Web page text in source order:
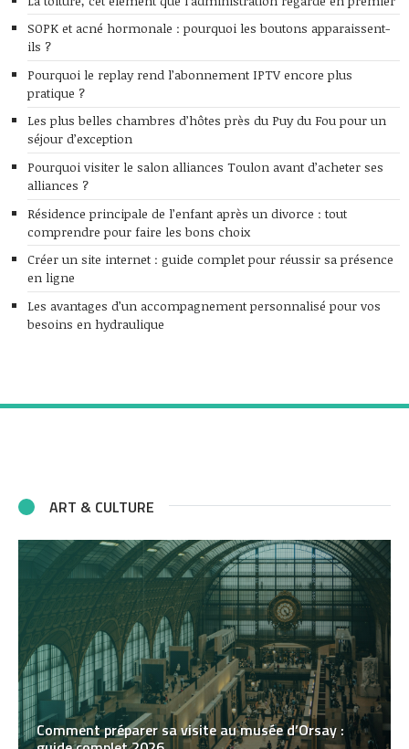
SOPK et acné hormonale : pourquoi les boutons apparaissent-
ils ?
Pourquoi le replay rend l’abonnement IPTV encore plus
pratique ?
Les plus belles chambres d’hôtes près du Puy du Fou pour un
séjour d’exception
Pourquoi visiter le salon alliances Toulon avant d’acheter ses
alliances ?
Résidence principale de l’enfant après un divorce : tout
comprendre pour faire les bons choix
Créer un site internet : guide complet pour réussir sa présence
en ligne
Les avantages d’un accompagnement personnalisé pour vos
besoins en hydraulique
ART & CULTURE
Comment préparer sa visite au musée d’Orsay :